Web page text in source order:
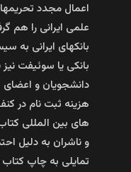
اعمال مجدد
بانکهای ایرانی به
بانکی یا سوئیفت
دانشجویان و اعضای
هزینه ثبت نام در
های بین المللی
و ناشران به دلیل
تمایلی به چاپ کتاب